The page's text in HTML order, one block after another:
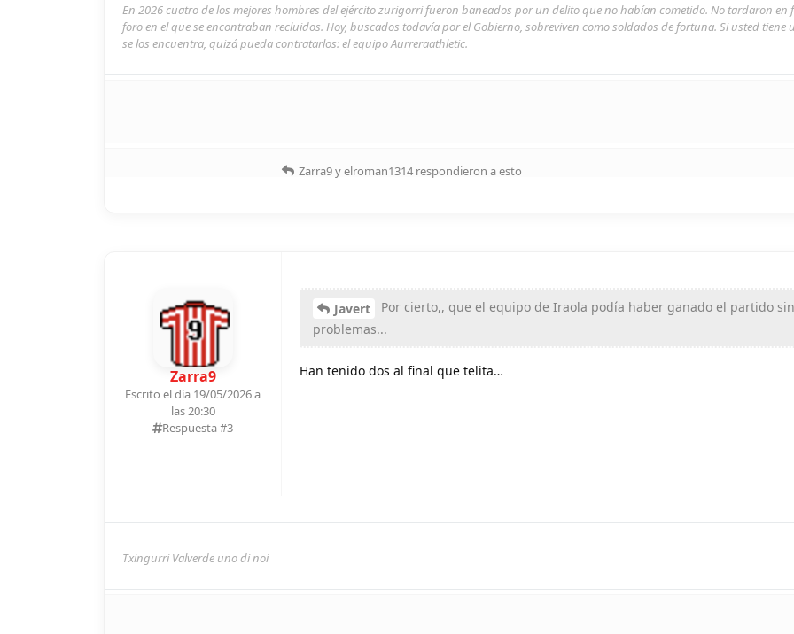
En 2026 cuatro de los mejores hombres del ejército zurigorri fueron baneados por un delito que no habían cometido. No tardaron en
foro en el que se encontraban recluidos. Hoy, buscados todavía por el Gobierno, sobreviven como soldados de fortuna. Si usted tiene
se los encuentra, quizá pueda contratarlos: el equipo Aurreraathletic.
Zarra9yelroman1314 respondieron a esto
Zarra9
Escrito el día 19/05/2026 a
las 20:30
Respuesta #3
Javert
Por cierto,, que el equipo de Iraola podía haber ganado el partido sin
problemas...
Han tenido dos al final que telita…
Txingurri Valverde uno di noi